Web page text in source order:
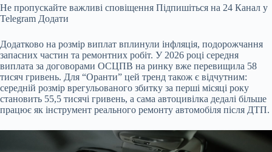
Не пропускайте важливі сповіщення Підпишіться на 24 Канал у
Telegram Додати
Додатково на розмір виплат вплинули інфляція, подорожчання
запасних частин та ремонтних робіт. У 2026 році середня
виплата за договорами ОСЦПВ на ринку вже перевищила 58
тисяч гривень. Для “Оранти” цей тренд також є відчутним:
середній розмір врегульованого збитку за перші місяці року
становить 55,5 тисячі гривень, а сама автоцивілка дедалі більше
працює як інструмент реального ремонту автомобіля після ДТП.